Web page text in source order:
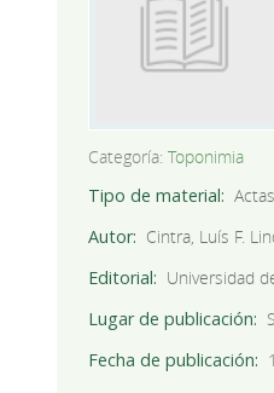
Categoría: Toponimia
Tipo de material
Autor
Cintra, Luís F.
Editorial
Universidad
Lugar de publicación
Fecha de publicación